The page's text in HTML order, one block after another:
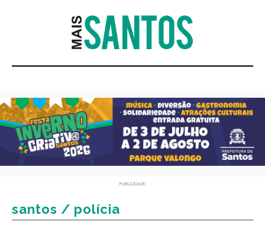
PUBLICIDADE
santos / polícia